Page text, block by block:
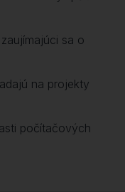
sa o
na projekty
počítačových